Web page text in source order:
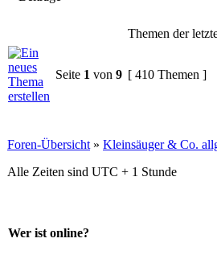
Themen der
Seite 1 von 9 [ 410 Themen ]
Foren-Übersicht » Kleinsäuger & Co.
Alle Zeiten sind UTC + 1 Stunde
Wer ist online?